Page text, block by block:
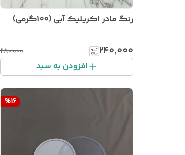
رنگ مادر اکریلیک آبی (۱۰۰گرمی)
۲۴۰٬۰۰۰ ۲۸۰٬۰۰۰
افزودن به سبد
%16